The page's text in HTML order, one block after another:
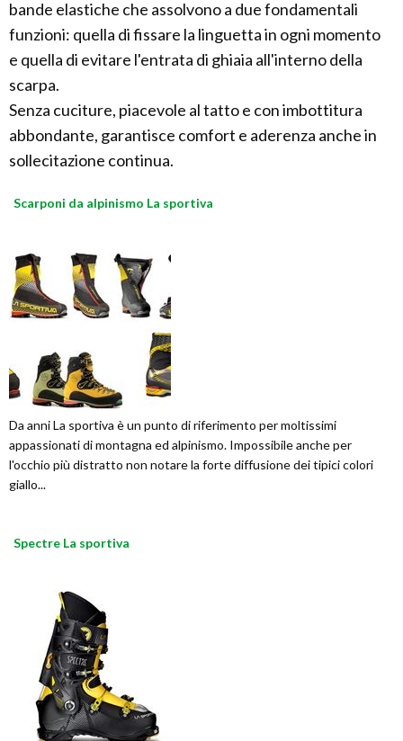
bande elastiche che assolvono a due fondamentali
funzioni: quella di fissare la linguetta in ogni momento
e quella di evitare l'entrata di ghiaia all'interno della
scarpa.
Senza cuciture, piacevole al tatto e con imbottitura
abbondante, garantisce comfort e aderenza anche in
sollecitazione continua.
Scarponi da alpinismo La sportiva
Da anni La sportiva è un punto di riferimento per moltissimi
appassionati di montagna ed alpinismo. Impossibile anche per
l'occhio più distratto non notare la forte diffusione dei tipici colori
giallo...
Spectre La sportiva